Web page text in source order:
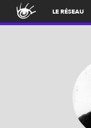
LE RÉSEAU